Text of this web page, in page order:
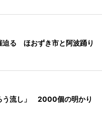
迫る ほおずき市と阿波踊り
う流し」 2000個の明かり